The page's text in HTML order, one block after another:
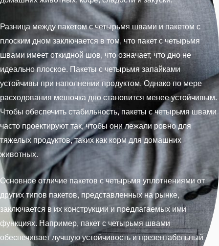
Разница между пакетом с четырьмя швами и пакетом с
плоским дном заключается в том, что пакет с четырьмя
швами имеет откидной шов, что означает, что дно не
идеально плоское. Пакеты с четырьмя запайками
устойчивы при наполнении продуктом. Однако по мере
расходования мешочка дно становится менее устойчивым.
Чтобы обеспечить стабильность, пакеты с четырьмя швами
часто проектируют так, чтобы они лежали ровно для
тяжелых продуктов, таких как корм для домашних
животных.
Основное отличие пакетов с четырьмя уплотнениями от
других типов пакетов, представленных на рынке,
заключается в их конструкции и предлагаемых ими
функциях. Например, пакет с четырьмя швами
обеспечивает лучшую устойчивость и презентабельный